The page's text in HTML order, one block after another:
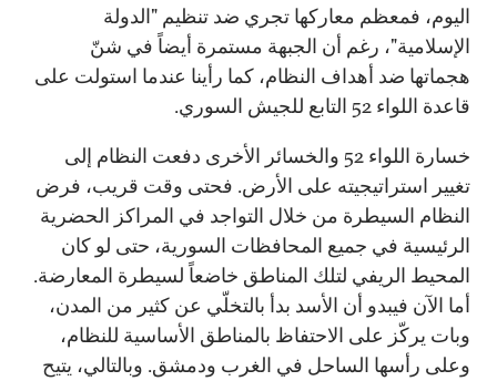
اليوم، فمعظم معاركها تجري ضد تنظيم "الدولة
الإسلامية"، رغم أن الجبهة مستمرة أيضاً في شنّ
هجماتها ضد أهداف النظام، كما رأينا عندما استولت على
قاعدة اللواء 52 التابع للجيش السوري.
خسارة اللواء 52 والخسائر الأخرى دفعت النظام إلى
تغيير استراتيجيته على الأرض. فحتى وقت قريب، فرض
النظام السيطرة من خلال التواجد في المراكز الحضرية
الرئيسية في جميع المحافظات السورية، حتى لو كان
المحيط الريفي لتلك المناطق خاضعاً لسيطرة المعارضة.
أما الآن فيبدو أن الأسد بدأ بالتخلّي عن كثير من المدن،
وبات يركّز على الاحتفاظ بالمناطق الأساسية للنظام،
وعلى رأسها الساحل في الغرب ودمشق. وبالتالي، يتيح